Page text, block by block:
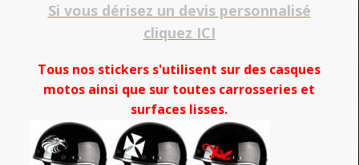
Si vous dérisez un devis personnalisé
cliquez ICI
Tous nos stickers s'utilisent sur des casques
motos ainsi que sur toutes carrosseries et
surfaces lisses.